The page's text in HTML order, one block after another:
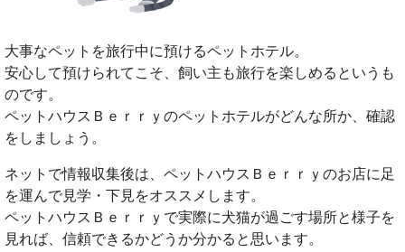
大事なペットを旅行中に預けるペットホテル。
安心して預けられてこそ、飼い主も旅行を楽しめるというも
のです。
ペットハウスＢｅｒｒｙのペットホテルがどんな所か、確認
をしましょう。
ネットで情報収集後は、ペットハウスＢｅｒｒｙのお店に足
を運んで見学・下見をオススメします。
ペットハウスＢｅｒｒｙで実際に犬猫が過ごす場所と様子を
見れば、信頼できるかどうか分かると思います。